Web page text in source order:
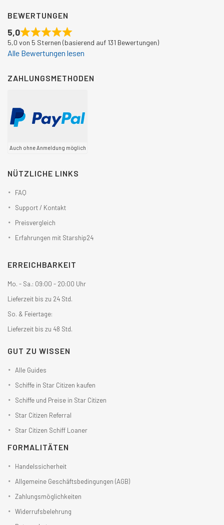
BEWERTUNGEN
5,0
5,0 von 5 Sternen (basierend auf 131 Bewertungen)
Alle Bewertungen lesen
ZAHLUNGSMETHODEN
Auch ohne Anmeldung möglich
NÜTZLICHE LINKS
FAQ
Support / Kontakt
Preisvergleich
Erfahrungen mit Starship24
ERREICHBARKEIT
Mo. - Sa.: 09:00 - 20:00 Uhr
Lieferzeit bis zu 24 Std.
So. & Feiertage:
Lieferzeit bis zu 48 Std.
GUT ZU WISSEN
Alle Guides
Schiffe in Star Citizen kaufen
Schiffe und Preise in Star Citizen
Star Citizen Referral
Star Citizen Schiff Loaner
FORMALITÄTEN
Handelssicherheit
Allgemeine Geschäftsbedingungen (AGB)
Zahlungsmöglichkeiten
Widerrufsbelehrung